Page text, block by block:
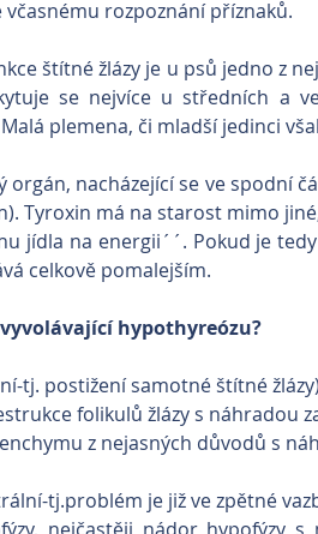
rozpoznání příznaků.
štítné žlázy je u psů jedno z
se nejvíce u středních a
plemena, či mladší jedinci
orgán, nacházející se ve spodní
Tyroxin má na starost mimo
jídla na energii´´. Pokud je
celkově pomalejším.
hypothyreózu?
tj. postižení samotné štítné
folikulů žlázy s náhradou
z nejasných důvodů s
tj.problém je již ve zpětné